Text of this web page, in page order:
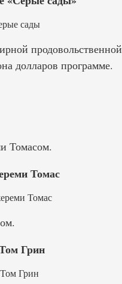
долларов программе.
Томасом.
Томас
Грин